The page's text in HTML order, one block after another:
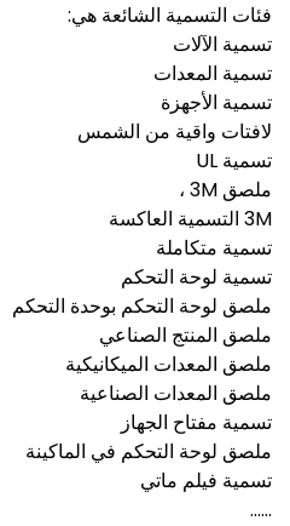
فئات التسمية الشائعة هي:
تسمية الآلات
تسمية المعدات
تسمية الأجهزة
لافتات واقية من الشمس
تسمية UL
ملصق 3M ،
3M التسمية العاكسة
تسمية متكاملة
تسمية لوحة التحكم
ملصق لوحة التحكم بوحدة التحكم
ملصق المنتج الصناعي
ملصق المعدات الميكانيكية
ملصق المعدات الصناعية
تسمية مفتاح الجهاز
ملصق لوحة التحكم في الماكينة
تسمية فيلم ماتي
......